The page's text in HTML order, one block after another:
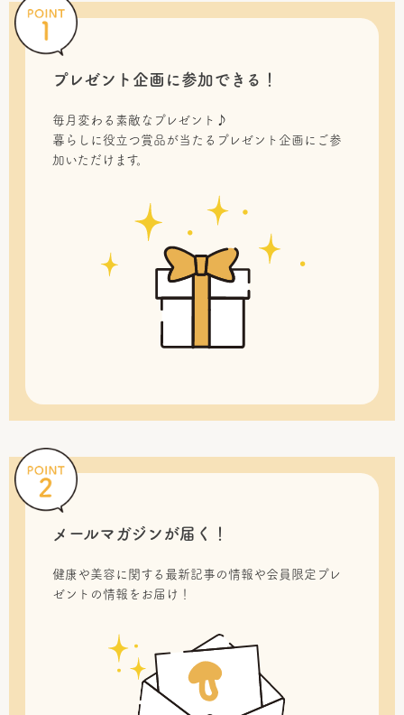
プレゼント企画に参加できる！
毎月変わる素敵なプレゼント♪
暮らしに役立つ賞品が当たるプレゼント企画にご参
加いただけます。
メールマガジンが届く！
健康や美容に関する最新記事の情報や会員限定プレ
ゼントの情報をお届け！